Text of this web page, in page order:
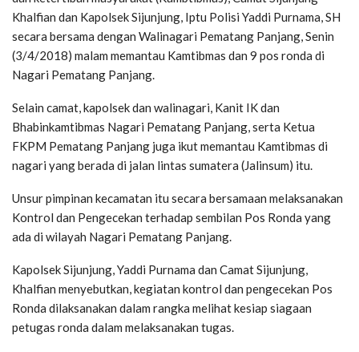
Khalfian dan Kapolsek Sijunjung, Iptu Polisi Yaddi Purnama, SH
secara bersama dengan Walinagari Pematang Panjang, Senin
(3/4/2018) malam memantau Kamtibmas dan 9 pos ronda di
Nagari Pematang Panjang.
Selain camat, kapolsek dan walinagari, Kanit IK dan
Bhabinkamtibmas Nagari Pematang Panjang, serta Ketua
FKPM Pematang Panjang juga ikut memantau Kamtibmas di
nagari yang berada di jalan lintas sumatera (Jalinsum) itu.
Unsur pimpinan kecamatan itu secara bersamaan melaksanakan
Kontrol dan Pengecekan terhadap sembilan Pos Ronda yang
ada di wilayah Nagari Pematang Panjang.
Kapolsek Sijunjung, Yaddi Purnama dan Camat Sijunjung,
Khalfian menyebutkan, kegiatan kontrol dan pengecekan Pos
Ronda dilaksanakan dalam rangka melihat kesiap siagaan
petugas ronda dalam melaksanakan tugas.